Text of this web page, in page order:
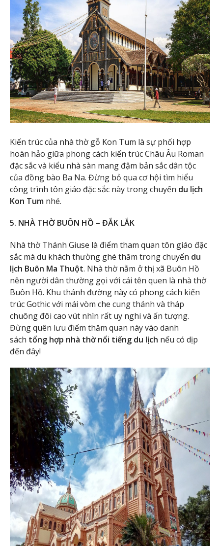
Kiến trúc của nhà thờ gỗ Kon Tum là sự phối hợp
hoàn hảo giữa phong cách kiến trúc Châu Âu Roman
đặc sắc và kiểu nhà sàn mang đậm bản sắc dân tộc
của đồng bào Ba Na. Đừng bỏ qua cơ hội tìm hiểu
công trình tôn giáo đặc sắc này trong chuyến du lịch
Kon Tum nhé.
5. NHÀ THỜ BUÔN HỒ – ĐẮK LẮK
Nhà thờ Thánh Giuse là điểm tham quan tôn giáo đặc
sắc mà du khách thường ghé thăm trong chuyến du
lịch Buôn Ma Thuột. Nhà thờ nằm ở thị xã Buôn Hồ
nên người dân thường gọi với cái tên quen là nhà thờ
Buôn Hồ. Khu thánh đường này có phong cách kiến
trúc Gothic với mái vòm che cung thánh và tháp
chuông đôi cao vút nhìn rất uy nghi và ấn tượng.
Đừng quên lưu điểm thăm quan này vào danh
sách tổng hợp nhà thờ nổi tiếng du lịch nếu có dịp
đến đây!